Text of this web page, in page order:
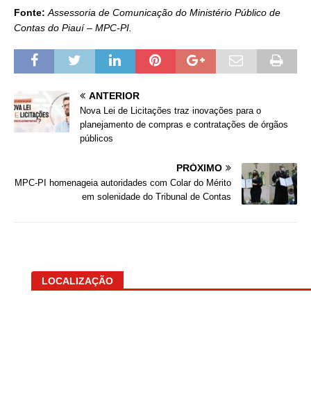
Fonte: Assessoria de Comunicação do Ministério Público de
Contas do Piauí – MPC-PI.
ANTERIOR
Nova Lei de Licitações traz inovações para o
planejamento de compras e contratações de órgãos
públicos
PRÓXIMO
MPC-PI homenageia autoridades com Colar do Mérito
em solenidade do Tribunal de Contas
LOCALIZAÇÃO